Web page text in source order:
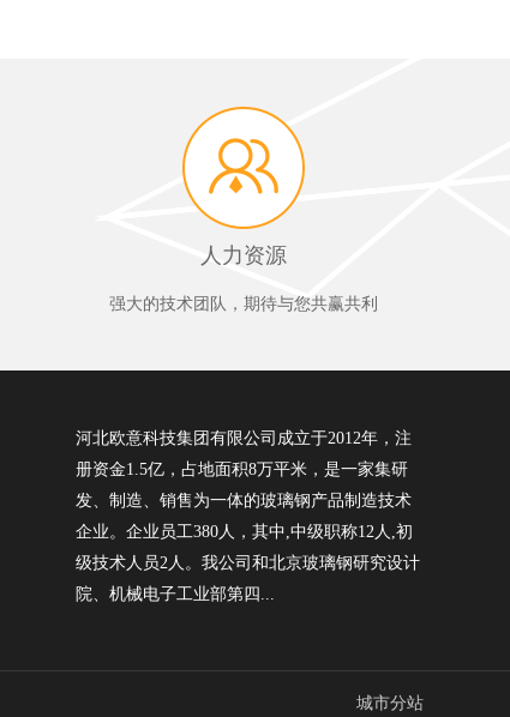
人力资源
强大的技术团队，期待与您共赢共利
河北欧意科技集团有限公司成立于2012年，注
册资金1.5亿，占地面积8万平米，是一家集研
发、制造、销售为一体的玻璃钢产品制造技术
企业。企业员工380人，其中,中级职称12人,初
级技术人员2人。我公司和北京玻璃钢研究设计
院、机械电子工业部第四...
城市分站